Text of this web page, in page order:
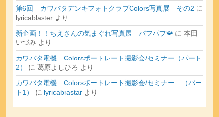
第6回 カワバタデンキフォトクラブColors写真展 その2 に
lyricablaster より
新企画！！ちえさんの気まぐれ写真展 パフパフ📯 に本田
いづみ より
カワバタ電機 Colorsポートレート撮影会/セミナー（パート
2）
に葛原よしひろ より
カワバタ電機 Colorsポートレート撮影会/セミナー （パー
ト1）
に lyricabrastar より